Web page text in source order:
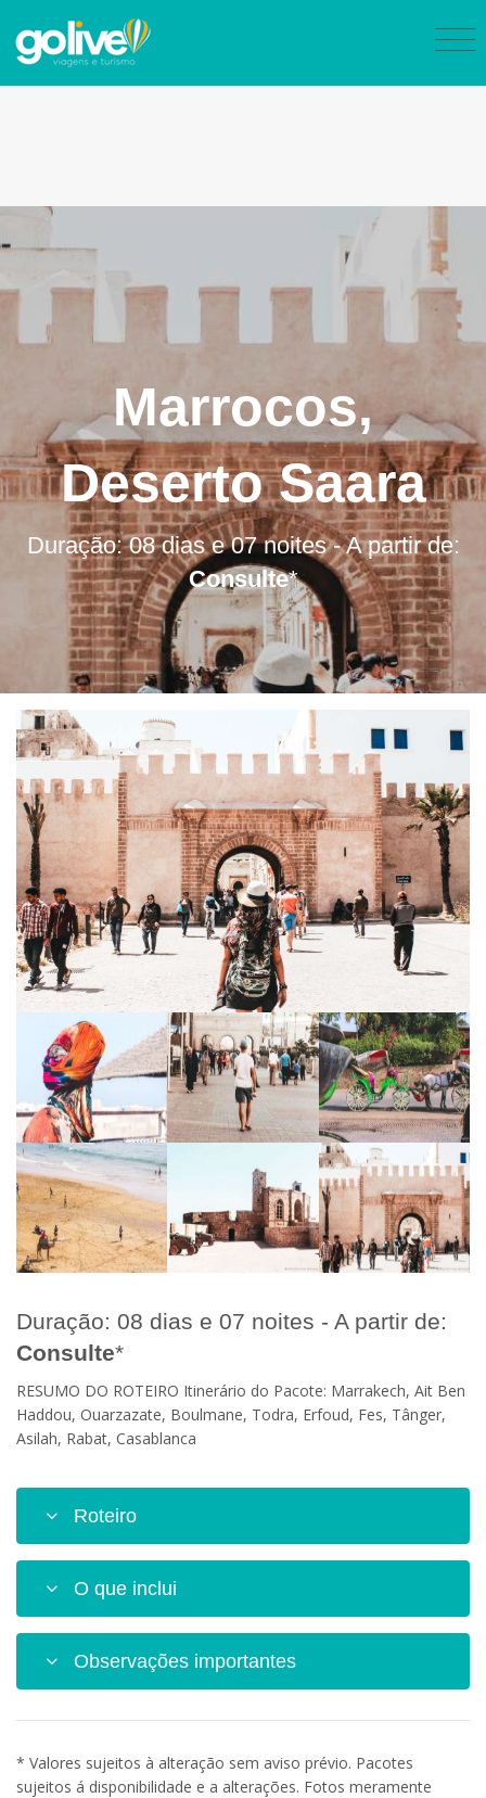
Marrocos,
Deserto Saara
Duração: 08 dias e 07 noites - A partir de:
Consulte*
Duração: 08 dias e 07 noites - A partir de:
Consulte*
RESUMO DO ROTEIRO Itinerário do Pacote: Marrakech, Ait Ben
Haddou, Ouarzazate, Boulmane, Todra, Erfoud, Fes, Tânger,
Asilah, Rabat, Casablanca
Roteiro
O que inclui
Observações importantes
* Valores sujeitos à alteração sem aviso prévio. Pacotes
sujeitos á disponibilidade e a alterações. Fotos meramente